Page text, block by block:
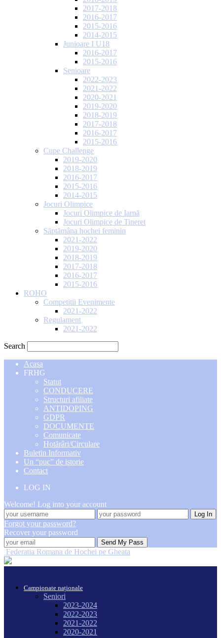
2017-2018
2016-2017
2015-2016
2014-2015
Junioare I U18
2016-2017
2015-2016
Senioare
2022-2023
2021-2022
2020-2021
2019-2020
2018-2019
2017-2018
2016-2017
2015-2016
Cupe Challenge
2019-2020
2018-2019
2016-2017
2015-2016
2014-2015
Jocuri Olimpice
Jocuri Olimpice de Iarnă
Jocuri Olimpice de Tineret
Săptămâna hochei feminin
2021-2022
2019-2020
2018-2019
2017-2018
2016-2017
2015-2016
ROHO
Competitii Evenimente
2021-2022
Regulament
2021-2022
Search
Acasa
FRHG
Statut
CONDUCERE
Structuri afiliate
ANTIDOPING
GDPR
DOCUMENTE
Comunicate
Hotărâri/Circulare
Buletin Informativ
Un “puc” de istorie
Contact
LOG IN
Welcome! Log into your account
Forgot your password?
Recover your password
Federatia Romana de Hochei pe Gheata
Campionate naționale
Seniori
2023-2024
2022-2023
2021-2022
2020-2021